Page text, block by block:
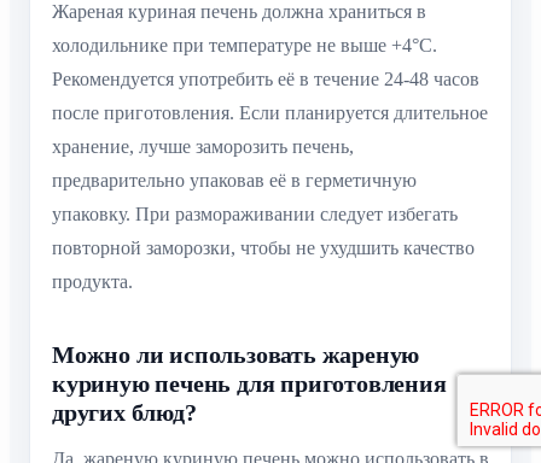
Жареная куриная печень должна храниться в
холодильнике при температуре не выше +4°C.
Рекомендуется употребить её в течение 24-48 часов
после приготовления. Если планируется длительное
хранение, лучше заморозить печень,
предварительно упаковав её в герметичную
упаковку. При размораживании следует избегать
повторной заморозки, чтобы не ухудшить качество
продукта.
Можно ли использовать жареную
куриную печень для приготовления
других блюд?